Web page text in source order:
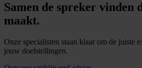
Samen de spreker vinden
maakt.
Onze specialisten staan klaar om de juiste
jouw doelstellingen.